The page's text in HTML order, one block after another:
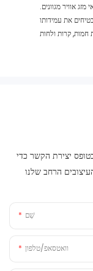
אוויר מגוונים.
את עמידותו
יצירת הקשר כדי
הרחב שלנו
שֵׁם
וואטסאפ/טלפון